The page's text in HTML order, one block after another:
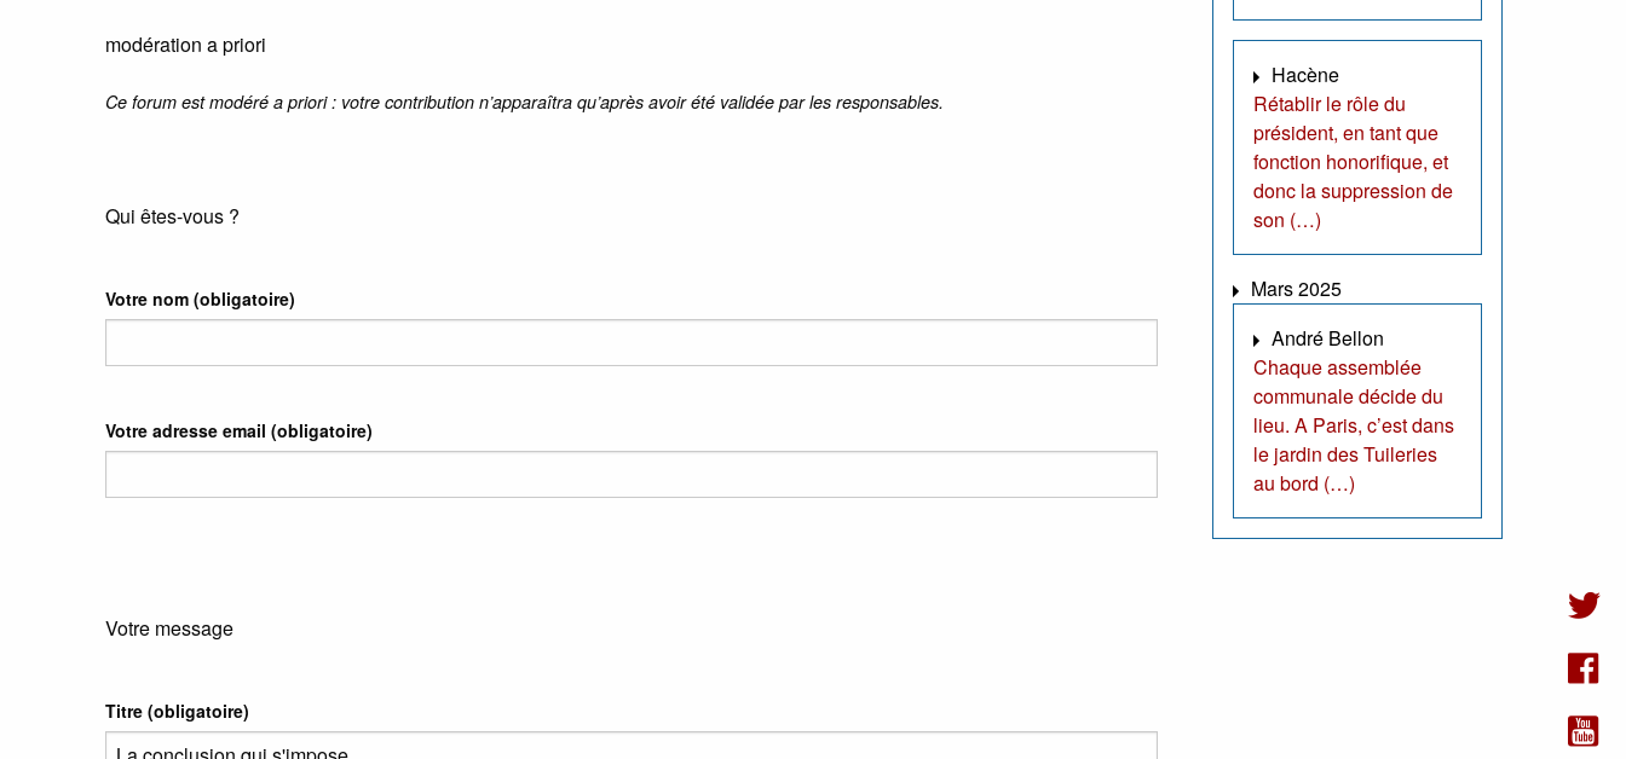
modération a priori
Ce forum est modéré a priori : votre contribution n’apparaîtra qu’après avoir été validée par les responsables.
Qui êtes-vous ?
Votre nom (obligatoire)
Votre adresse email (obligatoire)
Votre message
Titre (obligatoire)
Hacène
Rétablir le rôle du
président, en tant que
fonction honorifique, et
donc la suppression de
son (…)
Mars 2025
André Bellon
Chaque assemblée
communale décide du
lieu. A Paris, c’est dans
le jardin des Tuileries
au bord (…)